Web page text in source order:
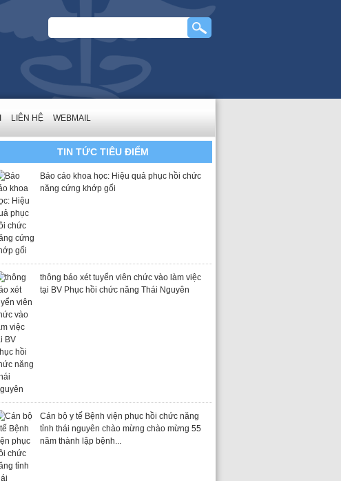
LIÊN HỆ WEBMAIL
TIN TỨC TIÊU ĐIỂM
Báo cáo khoa học: Hiệu quả phục hồi chức
năng cứng khớp gối
thông báo xét tuyển viên chức vào làm việc
tại BV Phục hồi chức năng Thái Nguyên
Cán bộ y tế Bệnh viện phục hồi chức năng
tỉnh thái nguyên chào mừng chào mừng 55
năm thành lập bệnh...